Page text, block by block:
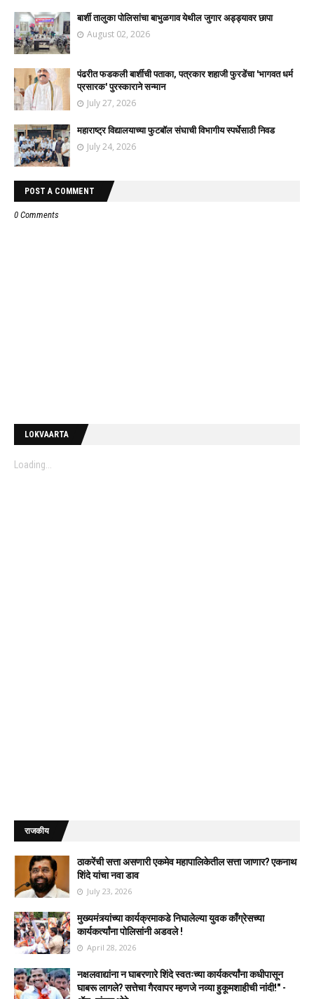
बार्शी तालुका पोलिसांचा बाभुळगाव येथील जुगार अड्ड्यावर छापा
August 02, 2026
पंढरीत फडकली बार्शीची पताका, पत्रकार शहाजी फुरडेंचा 'भागवत धर्म
प्रसारक' पुरस्काराने सन्मान
July 27, 2026
महाराष्ट्र विद्यालयाच्या फुटबॉल संघाची विभागीय स्पर्धेसाठी निवड
July 24, 2026
POST A COMMENT
0 Comments
LOKVAARTA
Loading...
राजकीय
ठाकरेंची सत्ता असणारी एकमेव महापालिकेतील सत्ता जाणार? एकनाथ
शिंदे यांचा नवा डाव
July 23, 2026
मुख्यमंत्र्यांच्या कार्यक्रमाकडे निघालेल्या युवक काँग्रेसच्या
कार्यकर्त्यांना पोलिसांनी अडवले !
April 28, 2026
नक्षलवाद्यांना न घाबरणारे शिंदे स्वतःच्या कार्यकर्त्यांना कधीपासून
घाबरू लागले? सत्तेचा गैरवापर म्हणजे नव्या हुकूमशाहीची नांदी!" -